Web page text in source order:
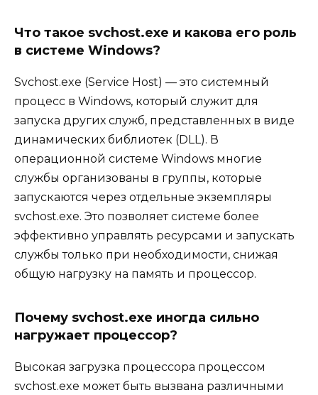
Что такое svchost.exe и какова его роль
в системе Windows?
Svchost.exe (Service Host) — это системный
процесс в Windows, который служит для
запуска других служб, представленных в виде
динамических библиотек (DLL). В
операционной системе Windows многие
службы организованы в группы, которые
запускаются через отдельные экземпляры
svchost.exe. Это позволяет системе более
эффективно управлять ресурсами и запускать
службы только при необходимости, снижая
общую нагрузку на память и процессор.
Почему svchost.exe иногда сильно
нагружает процессор?
Высокая загрузка процессора процессом
svchost.exe может быть вызвана различными